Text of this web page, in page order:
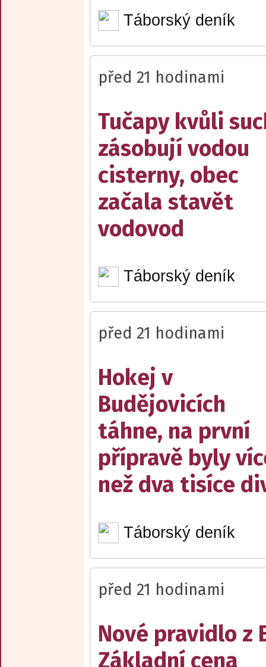
Táborský deník
před 21 hodinami
Tučapy kvůli
zásobují vodou
cisterny, obec
začala stavět
vodovod
Táborský deník
před 21 hodinami
Hokej v
Budějovicích
táhne, na první
přípravě byly
než dva tisíce
Táborský deník
před 21 hodinami
Nové pravidlo z
Základní cena